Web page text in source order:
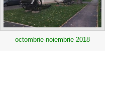
octombrie-noiembrie 2018